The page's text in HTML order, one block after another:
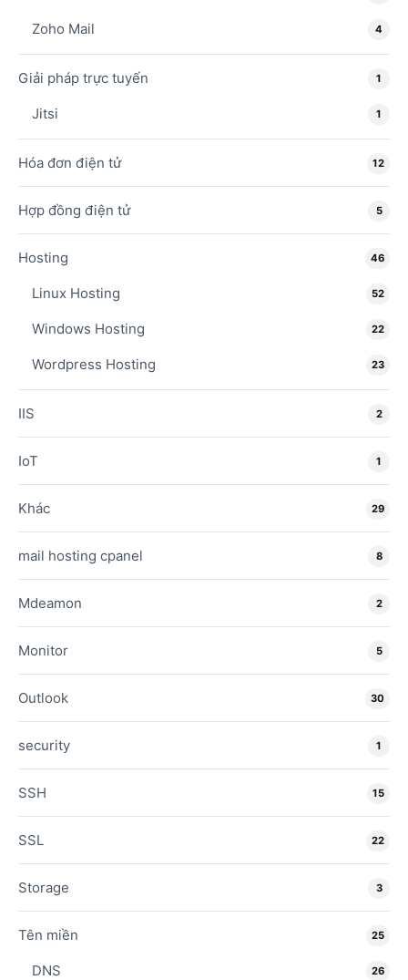
Zoho Mail 4
Giải pháp trực tuyến 1
Jitsi 1
Hóa đơn điện tử 12
Hợp đồng điện tử 5
Hosting 46
Linux Hosting 52
Windows Hosting 22
Wordpress Hosting 23
IIS 2
IoT 1
Khác 29
mail hosting cpanel 8
Mdeamon 2
Monitor 5
Outlook 30
security 1
SSH 15
SSL 22
Storage 3
Tên miền 25
DNS 26